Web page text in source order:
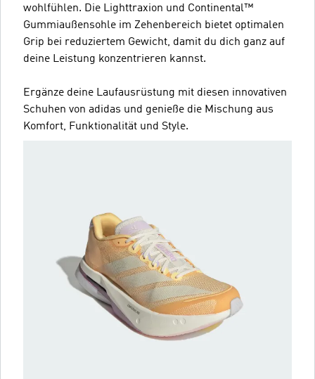
wohlfühlen. Die Lighttraxion und Continental™
Gummiaußensohle im Zehenbereich bietet optimalen
Grip bei reduziertem Gewicht, damit du dich ganz auf
deine Leistung konzentrieren kannst.
Ergänze deine Laufausrüstung mit diesen innovativen
Schuhen von adidas und genieße die Mischung aus
Komfort, Funktionalität und Style.